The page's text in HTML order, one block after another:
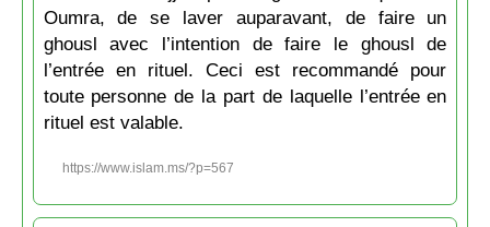
Oumra, de se laver auparavant, de faire un
ghousl avec l’intention de faire le ghousl de
l’entrée en rituel. Ceci est recommandé pour
toute personne de la part de laquelle l’entrée en
rituel est valable.
https://www.islam.ms/?p=567